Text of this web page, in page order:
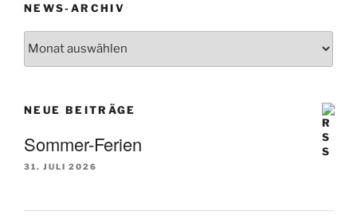
NEWS-ARCHIV
NEUE BEITRÄGE
Sommer-Ferien
31. JULI 2026